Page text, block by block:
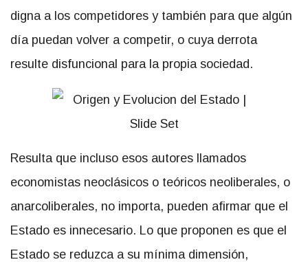
digna a los competidores y también para que algún
día puedan volver a competir, o cuya derrota
resulte disfuncional para la propia sociedad.
Resulta que incluso esos autores llamados
economistas neoclásicos o teóricos neoliberales, o
anarcoliberales, no importa, pueden afirmar que el
Estado es innecesario. Lo que proponen es que el
Estado se reduzca a su mínima dimensión,